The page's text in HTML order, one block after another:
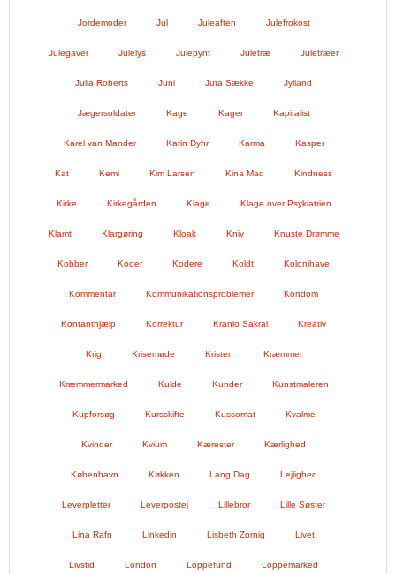
Jordemoder Jul Juleaften Julefrokost
Julegaver Julelys Julepynt Juletræ Juletræer
Julia Roberts Juni Juta Sække Jylland
Jægersoldater Kage Kager Kapitalist
Karel van Mander Karin Dyhr Karma Kasper
Kat Kemi Kim Larsen Kina Mad Kindness
Kirke Kirkegården Klage Klage over Psykiatrien
Klamt Klargøring Kloak Kniv Knuste Drømme
Kobber Koder Kodere Koldt Kolonihave
Kommentar Kommunikationsproblemer Kondom
Kontanthjælp Korrektur Kranio Sakral Kreativ
Krig Krisemøde Kristen Kræmmer
Kræmmermarked Kulde Kunder Kunstmaleren
Kupforsøg Kursskifte Kussomat Kvalme
Kvinder Kvium Kærester Kærlighed
København Køkken Lang Dag Lejlighed
Leverpletter Leverpostej Lillebror Lille Søster
Lina Rafn Linkedin Lisbeth Zornig Livet
Livstid London Loppefund Loppemarked